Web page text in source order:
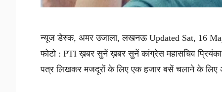
न्यूज डेस्क, अमर उजाला, लखनऊ Updated Sat, 16
फोटो : PTI ख़बर सुनें ख़बर सुनें कांग्रेस महासचिव प्रियंका
पत्र लिखकर मजदूरों के लिए एक हजार बसें चलाने के लिए